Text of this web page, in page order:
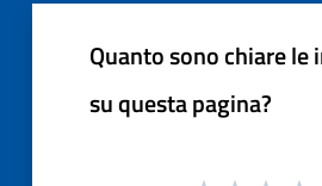
Quanto sono chiare
su questa pagina?